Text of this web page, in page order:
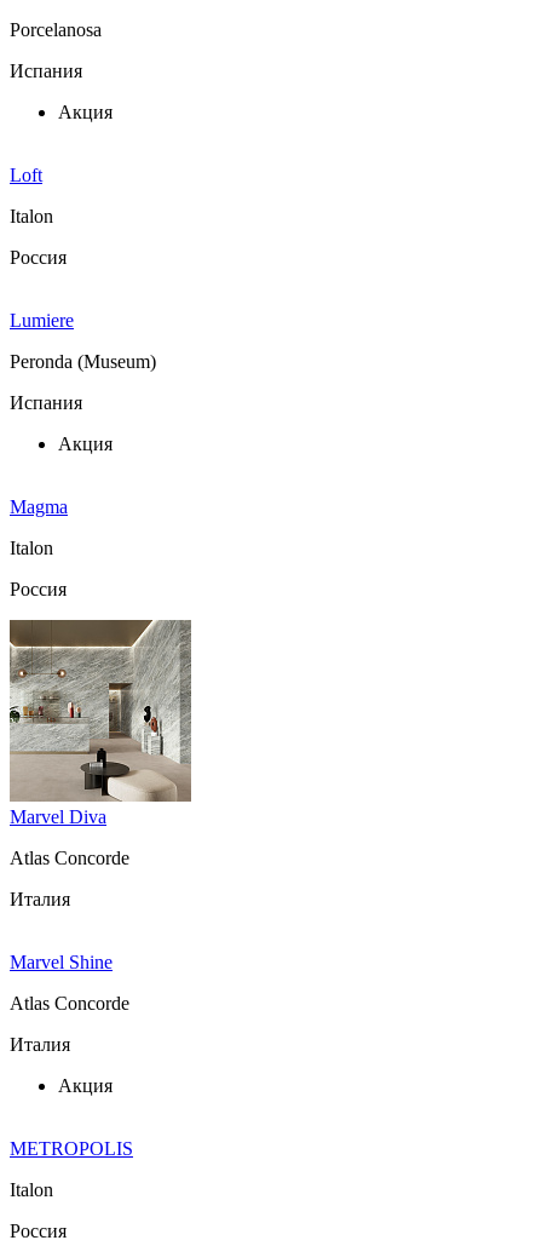
Porcelanosa
Испания
Акция
Loft
Italon
Россия
Lumiere
Peronda (Museum)
Испания
Акция
Magma
Italon
Россия
Marvel Diva
Atlas Concorde
Италия
Marvel Shine
Atlas Concorde
Италия
Акция
METROPOLIS
Italon
Россия